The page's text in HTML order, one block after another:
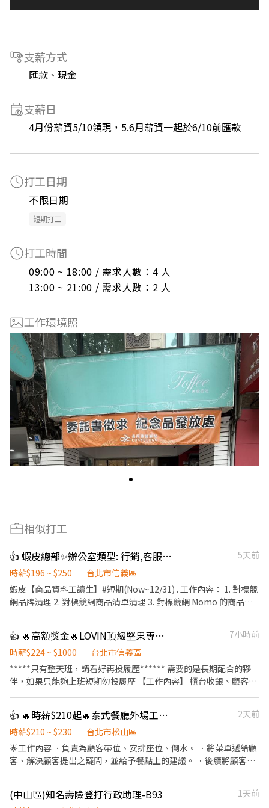
支薪方式
匯款、現金
支薪日
4月份薪資5/10領現，5.6月薪資一起於6/10前匯款
打工日期
不限日期
短期打工
打工時間
09:00 ~ 18:00 / 需求人數：4 人
13:00 ~ 21:00 / 需求人數：2 人
工作環境照
相似打工
👍 蝦皮總部✨辦公室類型: 行銷,客服,人事,行政,採購,財務工讀生✨統一彙整看這邊👇#長期 #短期
5天前
時薪$196 ~ $250
台北市信義區
蝦皮【商品資料工讀生】#短期(Now~12/31) . 工作內容： 1. 對標競
網品牌清理 2. 對標競網商品清單清理 3. 對標競網 Momo 的商品清
計薪方式：時薪196 . 工作地點：台北市信義區忠孝東路四段555號
17樓 . 工作時間： 週一～週五，9:00/9:30-18:00/18:30 (午休一小時
不計薪) ⚠️一週能四天以上尤佳，至少需三天到班，至少可配合半年
⚠️ . ✼••┈┈┈┈••✼••┈┈┈┈••✼ 蝦皮【電商營運支援
Banner 素材之系統自動產圖製作 2. 前台賣場與活動檔期維護 負責
一般賣場與優惠券的定期更新與維護 配合各活動節點進行前台賣場
態性的前台賣場更新 3. 活動事前檢查與資料確認 執行館內活動的事
前檢查（包含商品排序整理、檢查提品內容是否正確） 負責限時特
賣相關作業：每月初依指示分配限時搶購版位資源整理、每週固定
進行相關資料處理 負責大型活動的總表資料入稿與核對 . 應徵條
件： 1. 工作時間： 需能配合每週穩定工作 5 天（理想為週一至週
👍 🔥高額獎金🔥LOVIN頂級堅果專櫃銷售員
7小時前
時薪$224 ~ $1000
台北市信義區
*****只有整天班，請看好再投履歷****** 需要的是長期配合的夥
伴，如果只能夠上班短期勿投履歷 【工作內容】 櫃台收銀、顧客接
（日薪制）： 11.5小時 2584元 12小時 2748元 12.5小時 2912元 享
高額獎金！表現佳者日薪高達10000元 ⸻ 【工作時間】 北車 整
天班：9:30-22:00 中山誠品：週日至週四10:30-22:00 / 週五週六
10:30-22:30 松菸誠品：10:30-22:00 信義A8 : 10:30-22:00 ⸻
互動，樂於分享產品 積極主動、具備銷售熱情 對高額獎金有熱情者
👍 🔥時薪$210起🔥泰式餐廳外場工讀/急缺平日午班/供餐/彈性排班/長期/平日晚班/假日班
2天前
時薪$210 ~ $230
台北市松山區
🌟工作內容 ．負責為顧客帶位、安排座位、倒水。 ．將菜單遞給顧
客、解決顧客提出之疑問，並給予餐點上的建議。 ．後續將顧客點
帳、收銀等工作。 ．負責清理工作環境、設備和餐具。 ．協助測量
(中山區)知名壽險登打行政助理-B93
1天前